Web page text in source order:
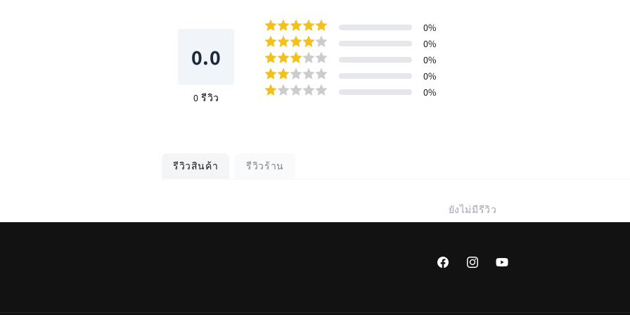
0.0
0 รีวิว
0%
0%
0%
0%
0%
รีวิวสินค้า รีวิวร้าน
ยังไม่มีรีวิว
FacebookInstagramYouTube